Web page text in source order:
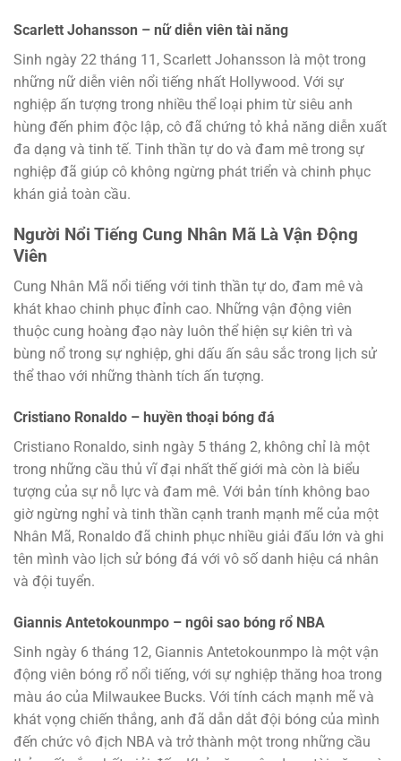
Scarlett Johansson – nữ diễn viên tài năng
Sinh ngày 22 tháng 11, Scarlett Johansson là một trong
những nữ diễn viên nổi tiếng nhất Hollywood. Với sự
nghiệp ấn tượng trong nhiều thể loại phim từ siêu anh
hùng đến phim độc lập, cô đã chứng tỏ khả năng diễn xuất
đa dạng và tinh tế. Tinh thần tự do và đam mê trong sự
nghiệp đã giúp cô không ngừng phát triển và chinh phục
khán giả toàn cầu.
Người Nổi Tiếng Cung Nhân Mã Là Vận Động
Viên
Cung Nhân Mã nổi tiếng với tinh thần tự do, đam mê và
khát khao chinh phục đỉnh cao. Những vận động viên
thuộc cung hoàng đạo này luôn thể hiện sự kiên trì và
bùng nổ trong sự nghiệp, ghi dấu ấn sâu sắc trong lịch sử
thể thao với những thành tích ấn tượng.
Cristiano Ronaldo – huyền thoại bóng đá
Cristiano Ronaldo, sinh ngày 5 tháng 2, không chỉ là một
trong những cầu thủ vĩ đại nhất thế giới mà còn là biểu
tượng của sự nỗ lực và đam mê. Với bản tính không bao
giờ ngừng nghỉ và tinh thần cạnh tranh mạnh mẽ của một
Nhân Mã, Ronaldo đã chinh phục nhiều giải đấu lớn và ghi
tên mình vào lịch sử bóng đá với vô số danh hiệu cá nhân
và đội tuyển.
Giannis Antetokounmpo – ngôi sao bóng rổ NBA
Sinh ngày 6 tháng 12, Giannis Antetokounmpo là một vận
động viên bóng rổ nổi tiếng, với sự nghiệp thăng hoa trong
màu áo của Milwaukee Bucks. Với tính cách mạnh mẽ và
khát vọng chiến thắng, anh đã dẫn dắt đội bóng của mình
đến chức vô địch NBA và trở thành một trong những cầu